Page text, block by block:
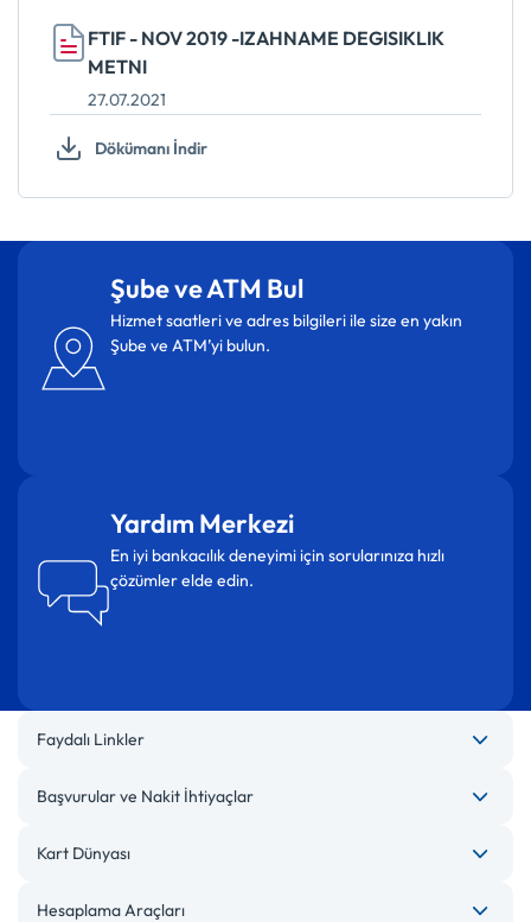
FTIF - NOV 2019 -IZAHNAME DEGISIKLIK
METNI
27.07.2021
Dökümanı İndir
Şube ve ATM Bul
Hizmet saatleri ve adres bilgileri ile size en yakın
Şube ve ATM’yi bulun.
Yardım Merkezi
En iyi bankacılık deneyimi için sorularınıza hızlı
çözümler elde edin.
Faydalı Linkler
Başvurular ve Nakit İhtiyaçlar
Kart Dünyası
Hesaplama Araçları